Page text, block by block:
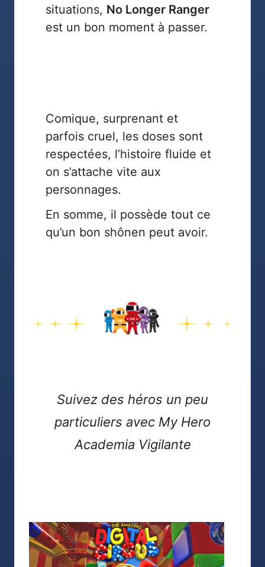
situations, No Longer Ranger
est un bon moment à passer.
Comique, surprenant et
parfois cruel, les doses sont
respectées, l’histoire fluide et
on s’attache vite aux
personnages.
En somme, il possède tout ce
qu’un bon shônen peut avoir.
Suivez des héros un peu
particuliers avec My Hero
Academia Vigilante